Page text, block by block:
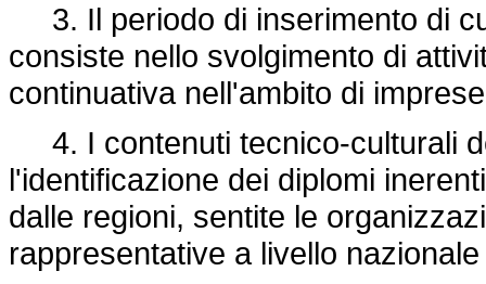
3. Il periodo di inserimento di
consiste nello svolgimento di
continuativa nell'ambito di
4. I contenuti tecnico-culturali
l'identificazione dei diplomi
dalle regioni, sentite le
rappresentative a livello